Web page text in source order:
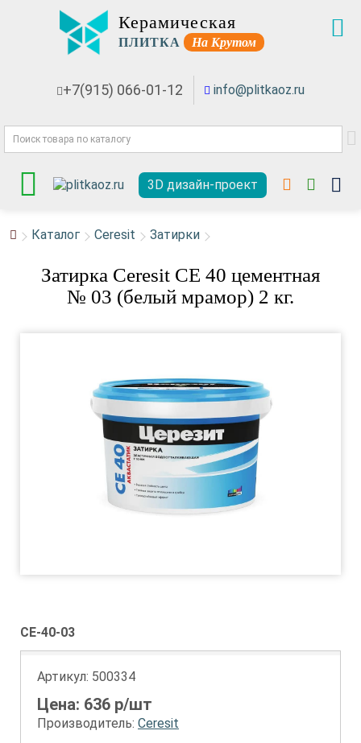
Керамическая
ПЛИТКА На Крутом
+7(915) 066-01-12 info@plitkaoz.ru
3D дизайн-проект
Каталог Ceresit Затирки
Затирка Ceresit СЕ 40 цементная
№ 03 (белый мрамор) 2 кг.
CE-40-03
Артикул: 500334
Цена: 636 р/шт
Производитель: Ceresit